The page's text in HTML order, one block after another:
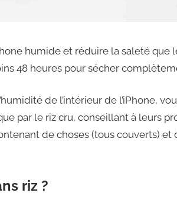
humide et réduire la saleté que
48 heures pour sécher
de l’intérieur de l’iPhone,
par le riz cru, conseillant à leurs
de choses (tous couverts) et
riz ?